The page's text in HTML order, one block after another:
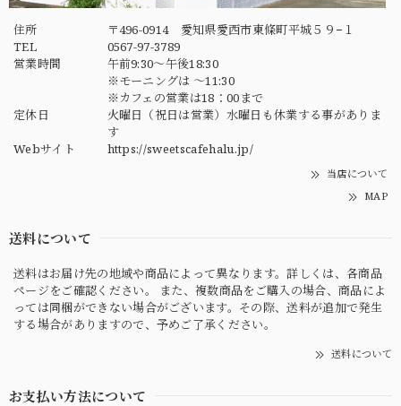
住所
〒496-0914 愛知県愛西市東條町平城５９−１
TEL
0567-97-3789
営業時間
午前9:30～午後18:30
※モーニングは ～11:30
※カフェの営業は18：00まで
定休日
火曜日（祝日は営業）水曜日も休業する事がありま
す
Webサイト
https://sweetscafehalu.jp/
当店について
MAP
送料について
送料はお届け先の地域や商品によって異なります。詳しくは、各商品
ページをご確認ください。 また、複数商品をご購入の場合、商品によ
っては同梱ができない場合がございます。その際、送料が追加で発生
する場合がありますので、予めご了承ください。
送料について
お支払い方法について